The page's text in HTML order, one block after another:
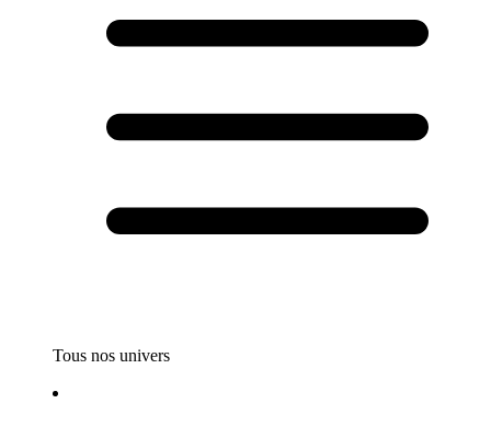
Tous nos univers